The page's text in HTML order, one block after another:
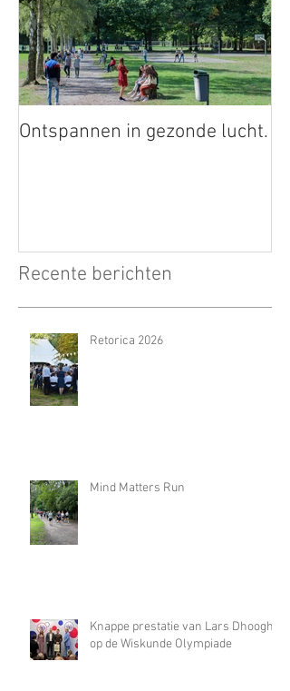
Ontspannen in gezonde lucht.
Recente berichten
Retorica 2026
Mind Matters Run
Knappe prestatie van Lars Dhooghe
op de Wiskunde Olympiade